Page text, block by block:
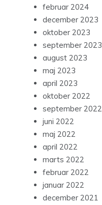
februar 2024
december 2023
oktober 2023
september 2023
august 2023
maj 2023
april 2023
oktober 2022
september 2022
juni 2022
maj 2022
april 2022
marts 2022
februar 2022
januar 2022
december 2021